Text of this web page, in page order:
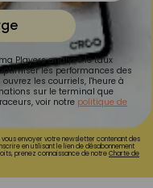
Players analyse le taux
les performances des
les courriels, l'heure à
sur le terminal que
voir notre politique de
envoyer votre newsletter contenant des
en utilisant le lien de désabonnement
prenez connaissance de notreCharte de